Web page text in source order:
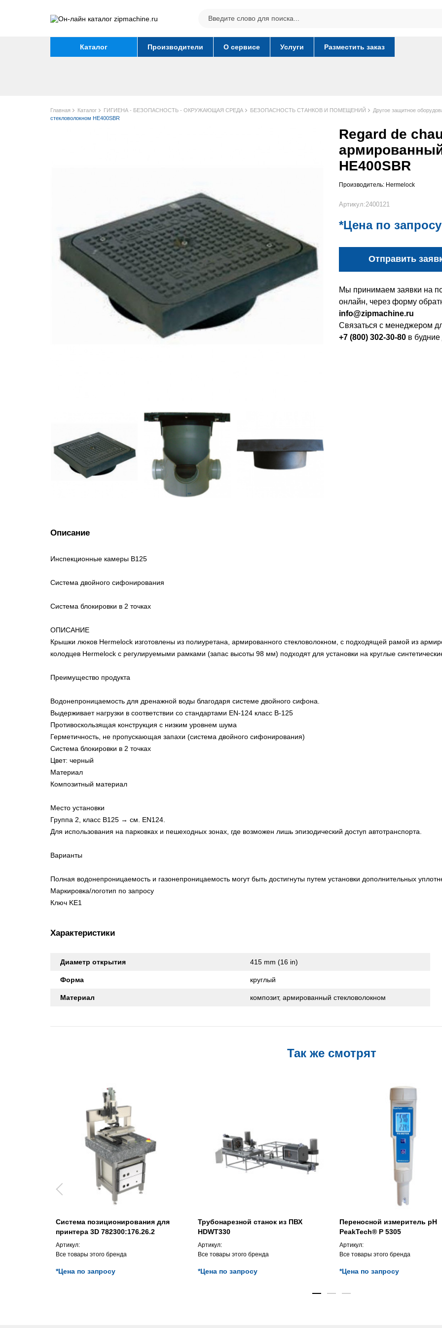
Каталог Производители О сервисе Услуги Разместить заказ
Главная Каталог ГИГИЕНА - БЕЗОПАСНОСТЬ - ОКРУЖАЮЩАЯ СРЕДА БЕЗОПАСНОСТЬ СТАНКОВ И ПОМЕЩЕНИЙ Другое защитное
стекловолокном HE400SBR
Regard de
HE400SBR
Производитель: Hermelock
Артикул:2400121
*Цена по запросу
Отправить
Мы принимаем заявки на
онлайн, через форму
info@zipmachine.ru
Связаться с менеджером
+7 (800) 302-30-80 в
Описание
Инспекционные камеры B125
Система двойного сифонирования
Система блокировки в 2 точках
ОПИСАНИЕ
Крышки люков Hermelock изготовлены из полиуретана, армированного стекловолокном, с подходящей рамой из
колодцев Hermelock с регулируемыми рамками (запас высоты 98 мм) подходят для установки на круглые
Преимущество продукта
Водонепроницаемость для дренажной воды благодаря системе двойного сифона.
Выдерживает нагрузки в соответствии со стандартами EN-124 класс B-125
Противоскользящая конструкция с низким уровнем шума
Герметичность, не пропускающая запахи (система двойного сифонирования)
Система блокировки в 2 точках
Цвет: черный
Материал
Композитный материал
Место установки
Группа 2, класс B125 → см. EN124.
Для использования на парковках и пешеходных зонах, где возможен лишь эпизодический доступ автотранспорта.
Варианты
Полная водонепроницаемость и газонепроницаемость могут быть достигнуты путем установки дополнительных
Маркировка/логотип по запросу
Ключ KE1
Характеристики
Диаметр открытия 415 mm (16 in)
Форма круглый
Материал композит, армированный стекловолокном
Так же смотрят
Система позиционирования для
принтера 3D 782300:176.26.2
Артикул:
Все товары этого бренда
*Цена по запросу
Трубонарезной станок из ПВХ
HDWT330
Артикул:
Все товары этого бренда
*Цена по запросу
Переносной измеритель pH
PeakTech® P 5305
Артикул:
Все товары этого бренда
*Цена по запросу